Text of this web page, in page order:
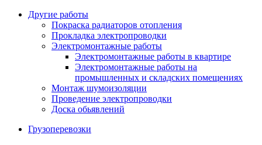
Другие работы
Покраска радиаторов отопления
Прокладка электропроводки
Электромонтажные работы
Электромонтажные работы в квартире
Электромонтажные работы на
промышленных и складских помещениях
Монтаж шумоизоляции
Проведение электропроводки
Доска обьявлений
Грузоперевозки